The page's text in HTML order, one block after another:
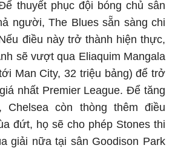
thuyết phục đội bóng chủ sân
người, The Blues sẵn sàng chi
điều này trở thành hiện thực,
sẽ vượt qua Eliaquim Mangala
Man City, 32 triệu bảng) để trở
nhất Premier League. Để tăng
còn thòng thêm điều
đứt, họ sẽ cho phép Stones thi
giải nữa tại sân Goodison Park